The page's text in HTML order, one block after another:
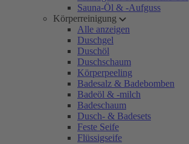
Sauna-Öl & -Aufguss
Körperreinigung
Alle anzeigen
Duschgel
Duschöl
Duschschaum
Körperpeeling
Badesalz & Badebomben
Badeöl & -milch
Badeschaum
Dusch- & Badesets
Feste Seife
Flüssigseife